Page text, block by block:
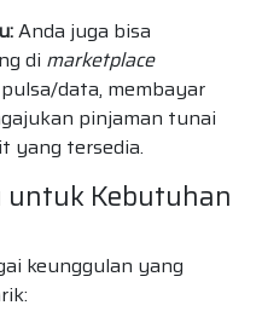
Anda juga bisa
di marketplace
data, membayar
pinjaman tunai
yang tersedia.
Kebutuhan
keunggulan yang